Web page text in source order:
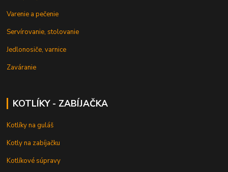
Varenie a pečenie
Servírovanie, stolovanie
Jedlonosiče, varnice
Zaváranie
KOTLÍKY - ZABÍJAČKA
Kotlíky na guláš
Kotly na zabíjačku
Kotlíkové súpravy